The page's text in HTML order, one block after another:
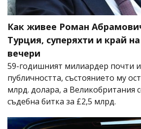
Как живее Роман
Турция, суперяхти и край
вечери
59-годишният милиардер почти
публичността, състоянието му
млрд. долара, а Великобритания
съдебна битка за £2,5 млрд.